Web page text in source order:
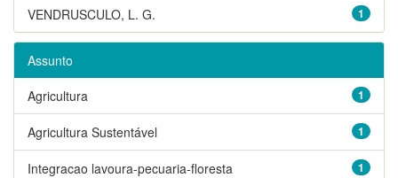
1
VENDRUSCULO, L. G.
Assunto
1
Agricultura
1
Agricultura Sustentável
1
Integracao lavoura-pecuaria-floresta